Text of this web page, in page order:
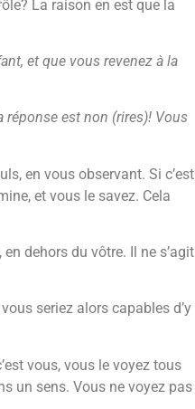
La raison en est que la
et que vous revenez à la
réponse est non (rires)! Vous
en vous observant. Si c’est
et vous le savez. Cela
dehors du vôtre. Il ne s’agit
seriez alors capables d’y
vous, vous le voyez tous
un sens. Vous ne voyez pas